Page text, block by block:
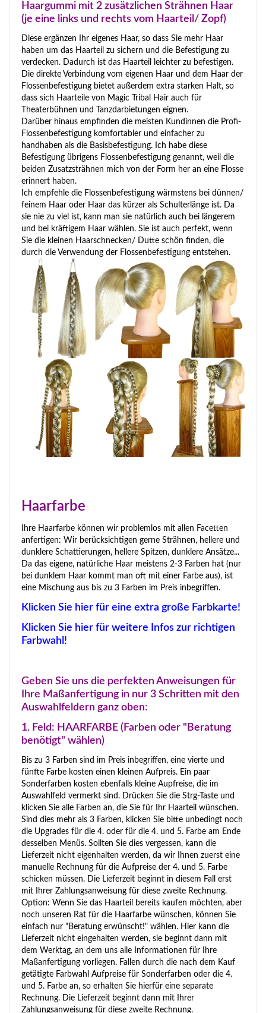
Haargummi mit 2 zusätzlichen Strähnen Haar
(je eine links und rechts vom Haarteil/ Zopf)
Diese ergänzen Ihr eigenes Haar, so dass Sie mehr Haar
haben um das Haarteil zu sichern und die Befestigung zu
verdecken. Dadurch ist das Haarteil leichter zu befestigen.
Die direkte Verbindung vom eigenen Haar und dem Haar der
Flossenbefestigung bietet außerdem extra starken Halt, so
dass sich Haarteile von Magic Tribal Hair auch für
Theaterbühnen und Tanzdarbietungen eignen.
Darüber hinaus empfinden die meisten Kundinnen die Profi-
Flossenbefestigung komfortabler und einfacher zu
handhaben als die Basisbefestigung. Ich habe diese
Befestigung übrigens Flossenbefestigung genannt, weil die
beiden Zusatzsträhnen mich von der Form her an eine Flosse
erinnert haben.
Ich empfehle die Flossenbefestigung wärmstens bei dünnen/
feinem Haar oder Haar das kürzer als Schulterlänge ist. Da
sie nie zu viel ist, kann man sie natürlich auch bei längerem
und bei kräftigem Haar wählen. Sie ist auch perfekt, wenn
Sie die kleinen Haarschnecken/ Dutte schön finden, die
durch die Verwendung der Flossenbefestigung entstehen.
Haarfarbe
Ihre Haarfarbe können wir problemlos mit allen Facetten
anfertigen: Wir berücksichtigen gerne Strähnen, hellere und
dunklere Schattierungen, hellere Spitzen, dunklere Ansätze...
Da das eigene, natürliche Haar meistens 2-3 Farben hat (nur
bei dunklem Haar kommt man oft mit einer Farbe aus), ist
eine Mischung aus bis zu 3 Farben im Preis inbegriffen.
Klicken Sie hier für eine extra große Farbkarte!
Klicken Sie hier für weitere Infos zur richtigen
Farbwahl!
Geben Sie uns die perfekten Anweisungen für
Ihre Maßanfertigung in nur 3 Schritten mit den
Auswahlfeldern ganz oben:
1. Feld: HAARFARBE (Farben oder "Beratung
benötigt" wählen)
Bis zu 3 Farben sind im Preis inbegriffen, eine vierte und
fünfte Farbe kosten einen kleinen Aufpreis. Ein paar
Sonderfarben kosten ebenfalls kleine Aupfreise, die im
Auswahlfeld vermerkt sind. Drücken Sie die Strg-Taste und
klicken Sie alle Farben an, die Sie für Ihr Haarteil wünschen.
Sind dies mehr als 3 Farben, klicken Sie bitte unbedingt noch
die Upgrades für die 4. oder für die 4. und 5. Farbe am Ende
desselben Menüs. Sollten Sie dies vergessen, kann die
Lieferzeit nicht eigenhalten werden, da wir Ihnen zuerst eine
manuelle Rechnung für die Aufpreise der 4. und 5. Farbe
schicken müssen. Die Lieferzeit beginnt in diesem Fall erst
mit Ihrer Zahlungsanweisung für diese zweite Rechnung.
Option: Wenn Sie das Haarteil bereits kaufen möchten, aber
noch unseren Rat für die Haarfarbe wünschen, können Sie
einfach nur "Beratung erwünscht!" wählen. Hier kann die
Lieferzeit nicht eingehalten werden, sie beginnt dann mit
dem Werktag, an dem uns alle Informationen für Ihre
Maßanfertigung vorliegen. Fallen durch die nach dem Kauf
getätigte Farbwahl Aufpreise für Sonderfarben oder die 4.
und 5. Farbe an, so erhalten Sie hierfür eine separate
Rechnung. Die Lieferzeit beginnt dann mit Ihrer
Zahlungsanweisung für diese zweite Rechnung.